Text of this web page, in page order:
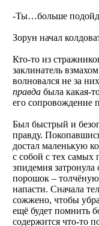
-Ты…больше
Зорун начал
Кто-то из
заклинатель
волновался не за
правда была какая-
его сопровождение
Был быстрый и
правду.
достал маленькую
с собой с тех самых
эпидемия затронула
порошок –
напасти. Сначала
сожжено, чтобы
ещё будет помнить
содержится что-то